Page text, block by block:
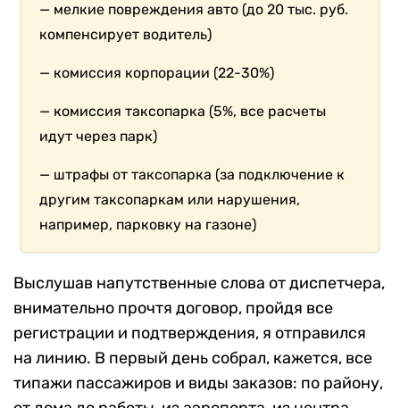
— мелкие повреждения авто (до 20 тыс. руб.
компенсирует водитель)
— комиссия корпорации (22-30%)
— комиссия таксопарка (5%, все расчеты
идут через парк)
— штрафы от таксопарка (за подключение к
другим таксопаркам или нарушения,
например, парковку на газоне)
Выслушав напутственные слова от диспетчера,
внимательно прочтя договор, пройдя все
регистрации и подтверждения, я отправился
на линию. В первый день собрал, кажется, все
типажи пассажиров и виды заказов: по району,